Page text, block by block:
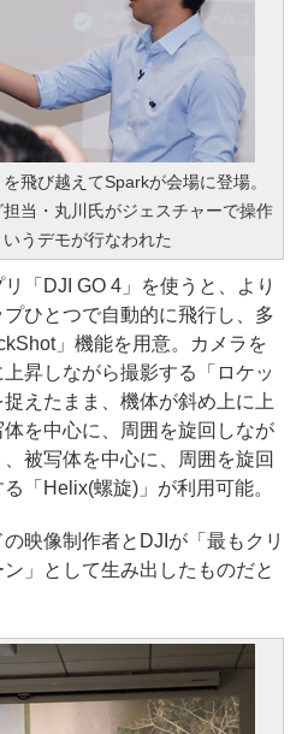
飛び越えてSparkが会場に登場。
当・丸川氏がジェスチャーで操作
うデモが行なわれた
「DJI GO 4」を使うと、より
ひとつで自動的に飛行し、多
」機能を用意。カメラを
昇しながら撮影する「ロケッ
えたまま、機体が斜め上に上
を中心に、周囲を旋回しなが
被写体を中心に、周囲を旋回
「Helix(螺旋)」が利用可能。
映像制作者とDJIが「最もクリ
」として生み出したものだと